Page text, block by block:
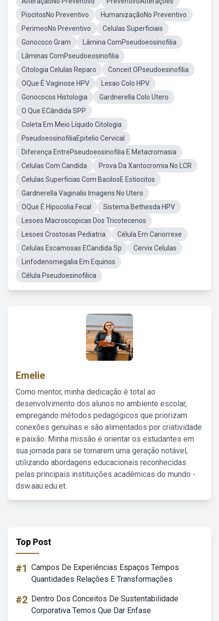
PiocitosNo Preventivo
HumanizaçãoNo Preventivo
PerimeoNo Preventivo
Celulas Superficiais
Gonococo Gram
Lâmina ComPseudoeosinofilia
Lâminas ComPseudoeosinofilia
Citologia Celulas Reparo
Conceit OPseudoesinofilia
OQue É Vaginose HPV
Lesao Colo HPV
Gonococos Histologia
Gardnerella Colo Utero
O Que ECândida SPP
Coleta Em Meio Líquido Citologia
PseudoeosinofiliaEpitelio Cervical
Diferença EntrePseudoeosinofilia E Metacromasia
Celulas Com Candida
Prova Da Xantocromia No LCR
Celulas Superficias Com BacilosE Estiocitos
Gardnerella Vaginalis Imagens No Utero
OQue É Hipocolia Fecal
Sistema Bethesda HPV
Lesoes Macroscopicas Dos Tricotecenos
Lesoes Crostosas Pediatria
Célula Em Cariorrexe
Celulas Escamosas ECandida Sp
Cervix Celulas
Linfodenomegalia Em Equinos
Célula Pseudoesinofilica
Emelie
Como mentor, minha dedicação é total ao
desenvolvimento dos alunos no ambiente escolar,
empregando métodos pedagógicos que priorizam
conexões genuínas e são alimentados por criatividade
e paixão. Minha missão é orientar os estudantes em
sua jornada para se tornarem uma geração notável,
utilizando abordagens educacionais reconhecidas
pelas principais instituições acadêmicas do mundo -
dsw.aau.edu.et.
Top Post
#1 Campos De Experiências Espaços Tempos
Quantidades Relações E Transformações
#2 Dentro Dos Conceitos De Sustentabilidade
Corporativa Temos Que Dar Enfase